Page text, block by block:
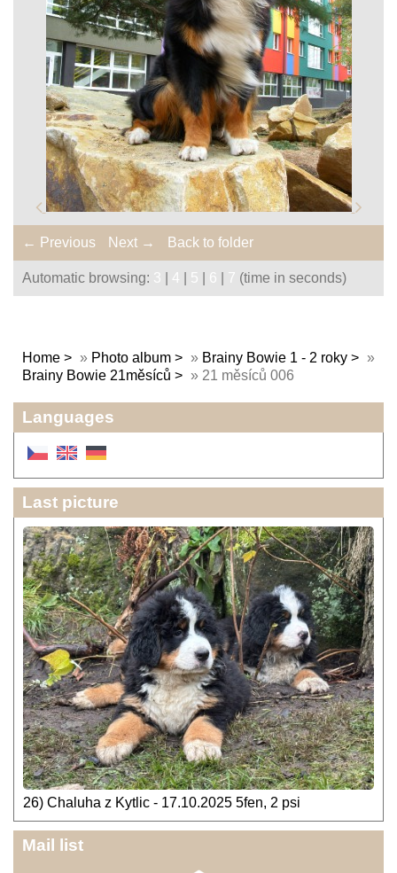
← Previous Next → Back to folder
Automatic browsing: 3 4 5 6 7 (time in seconds)
Home » Photo album » Brainy Bowie 1 - 2 roky
»
Brainy Bowie 21měsíců
» 21 měsíců 006
Languages
Last picture
26) Chaluha z Kytlic - 17.10.2025 5fen, 2 psi
Mail list